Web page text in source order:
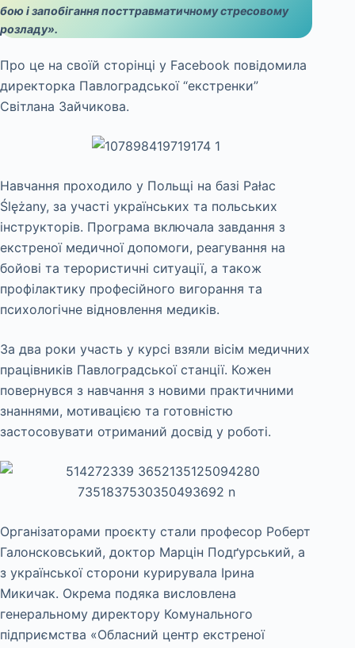
бою і запобігання посттравматичному стресовому
розладу».
Про це на своїй сторінці у Facebook повідомила
директорка Павлоградської “екстренки”
Світлана Зайчикова.
Навчання проходило у Польщі на базі Pałac
Ślężany, за участі українських та польських
інструкторів. Програма включала завдання з
екстреної медичної допомоги, реагування на
бойові та терористичні ситуації, а також
профілактику професійного вигорання та
психологічне відновлення медиків.
За два роки участь у курсі взяли вісім медичних
працівників Павлоградської станції. Кожен
повернувся з навчання з новими практичними
знаннями, мотивацією та готовністю
застосовувати отриманий досвід у роботі.
Організаторами проєкту стали професор Роберт
Галонсковський, доктор Марцін Подґурський, а
з української сторони курирувала Ірина
Микичак. Окрема подяка висловлена
генеральному директору Комунального
підприємства «Обласний центр екстреної